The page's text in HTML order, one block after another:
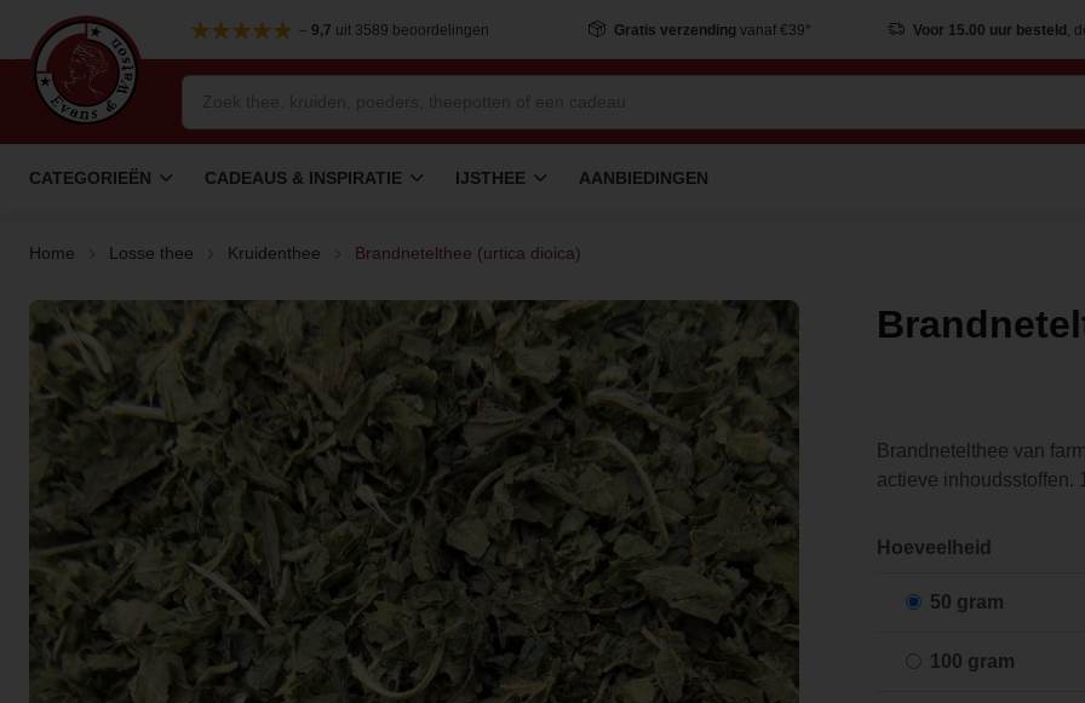
– 9,7 uit 3589 beoordelingen Gratis verzending vanaf €39* Voor 15.00 uur besteld ,
CATEGORIEËN CADEAUS & INSPIRATIE IJSTHEE AANBIEDINGEN
Home Losse thee Kruidenthee Brandnetelthee (urtica dioica)
Brandnetelthee van
actieve inhoudsstoffen.
Hoeveelheid
50 gram
100 gram